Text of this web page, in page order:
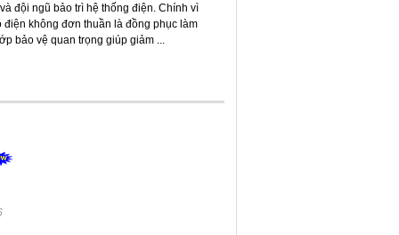
đội ngũ bảo trì hệ thống điện. Chính vì
điện không đơn thuần là đồng phục làm
bảo vệ quan trọng giúp giảm ...